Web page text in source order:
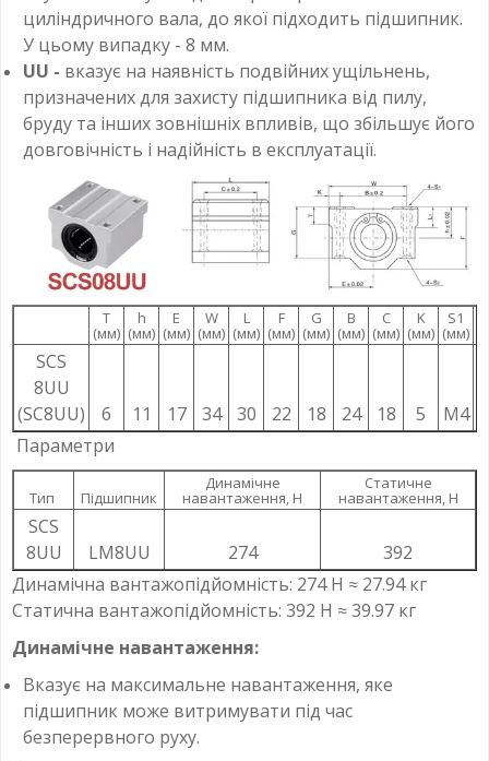
циліндричного вала, до якої підходить підшипник.
У цьому випадку - 8 мм.
UU - вказує на наявність подвійних ущільнень,
призначених для захисту підшипника від пилу,
бруду та інших зовнішніх впливів, що збільшує його
довговічність і надійність в експлуатації.
T
(мм)
h
(мм)
E
(мм)
W
(мм)
L
(мм)
F
(мм)
G
(мм)
B
(мм)
C
(мм)
K
(мм)
S1
(мм)
SCS
8UU
(SC8UU)
6 11 17 34 30 22 18 24 18 5 M4
Параметри
Тип Підшипник
Динамічне
навантаження, Н
Статичне
навантаження, Н
SCS
8UU
LM8UU 274
392
Динамічна вантажопідйомність: 274 Н ≈ 27.94 кг
Статична вантажопідйомність: 392 Н ≈ 39.97 кг
Динамічне навантаження:
Вказує на максимальне навантаження, яке
підшипник може витримувати під час
безперервного руху.